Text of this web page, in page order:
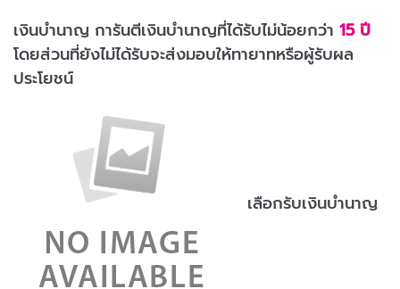
เงินบำนาญ การันตีเงินบำนาญที่ได้รับไม่น้อยกว่า 15 ปี
โดยส่วนที่ยังไม่ได้รับจะส่งมอบให้ทายาทหรือผู้รับผล
ประโยชน์
เลือกรับเงินบำนาญ